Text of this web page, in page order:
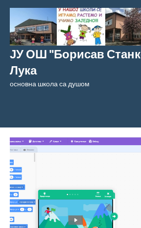
Скочи
садржај
ЈУ ОШ "Борисав
Лука
основна школа са душом